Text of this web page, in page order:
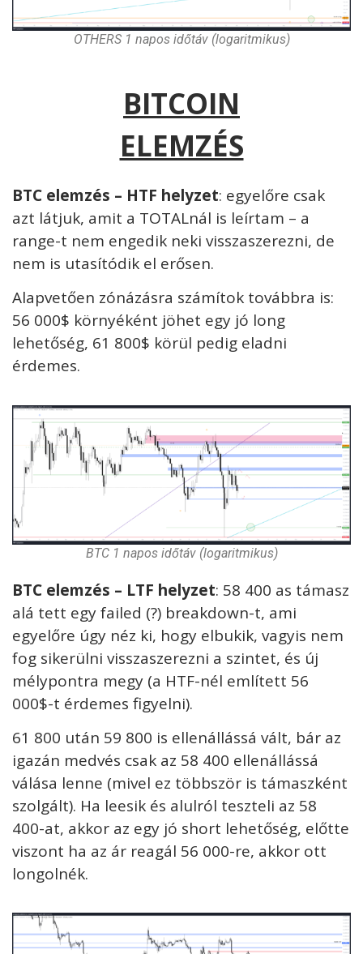
OTHERS 1 napos időtáv (logaritmikus)
BITCOIN
ELEMZÉS
BTC elemzés – HTF helyzet: egyelőre csak
azt látjuk, amit a TOTALnál is leírtam – a
range-t nem engedik neki visszaszerezni, de
nem is utasítódik el erősen.
Alapvetően zónázásra számítok továbbra is:
56 000$ környéként jöhet egy jó long
lehetőség, 61 800$ körül pedig eladni
érdemes.
BTC 1 napos időtáv (logaritmikus)
BTC elemzés – LTF helyzet: 58 400 as támasz
alá tett egy failed (?) breakdown-t, ami
egyelőre úgy néz ki, hogy elbukik, vagyis nem
fog sikerülni visszaszerezni a szintet, és új
mélypontra megy (a HTF-nél említett 56
000$-t érdemes figyelni).
61 800 után 59 800 is ellenállássá vált, bár az
igazán medvés csak az 58 400 ellenállássá
válása lenne (mivel ez többször is támaszként
szolgált). Ha leesik és alulról teszteli az 58
400-at, akkor az egy jó short lehetőség, előtte
viszont ha az ár reagál 56 000-re, akkor ott
longolnék.